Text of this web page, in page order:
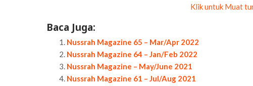
Klik untuk Muat
Baca Juga:
Nussrah Magazine 65 – Mar/Apr 2022
Nussrah Magazine 64 – Jan/Feb 2022
Nussrah Magazine – May/June 2021
Nussrah Magazine 61 – Jul/Aug 2021